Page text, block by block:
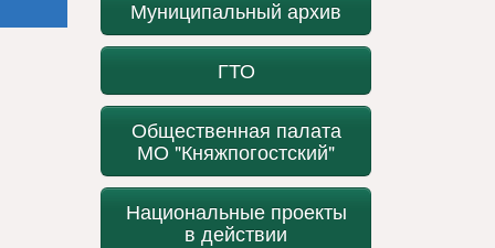
Муниципальный архив
ГТО
Общественная палата
МО "Княжпогостский"
Национальные проекты
в действии